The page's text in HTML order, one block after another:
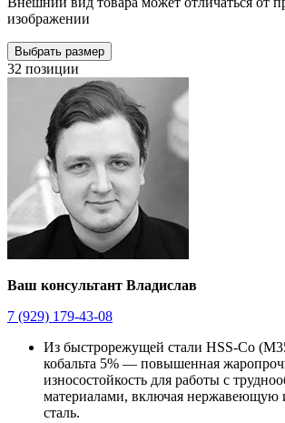
изображении
Выбрать размер
32 позиции
Ваш консультант Владислав
7 (929) 179-43-08
Из быстрорежущей стали HSS-Co
кобальта 5% — повышенная
износостойкость для работы с
материалами, включая нержавеющую
сталь.